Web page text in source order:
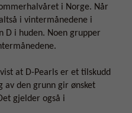
i Norge. Når
i vintermånedene i
D i huden. Noen grupper
at D-Pearls er et tilskudd
av den grunn gir ønsket
gjelder også i